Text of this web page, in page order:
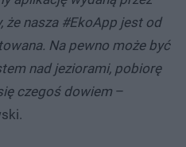
że nasza #EkoApp jest od
Na pewno może być
nad jeziorami, pobiorę
czegoś dowiem –